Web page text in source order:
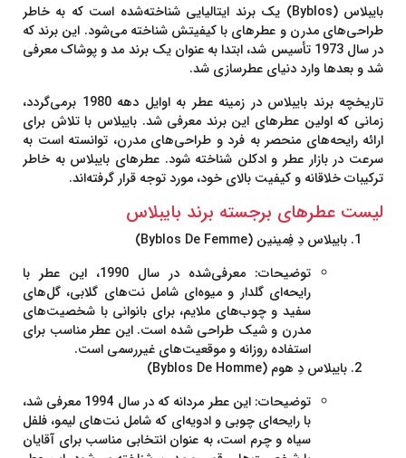
بایبلاس
(Byblos) یک برند ایتالیایی شناخته‌شده است که به خاطر
طراحی‌های مدرن و عطرهای با کیفیتش شناخته می‌شود. این برند که
در سال 1973 تأسیس شد، ابتدا به عنوان یک برند مد و پوشاک معرفی
شد و بعدها وارد دنیای عطرسازی شد.
تاریخچه برند بایبلاس
در زمینه عطر به اوایل دهه 1980 برمی‌گردد،
زمانی که اولین عطرهای این برند معرفی شد. بایبلاس با تلاش برای
ارائه رایحه‌های منحصر به فرد و طراحی‌های مدرن، توانسته است به
سرعت در بازار عطر و ادکلن شناخته شود. عطرهای بایبلاس به خاطر
ترکیبات خلاقانه و کیفیت بالای خود، مورد توجه قرار گرفته‌اند.
لیست عطرهای برجسته برند بایبلاس
بایبلاس دِ فِمینین (Byblos De Femme)
توضیحات
: معرفی‌شده در سال 1990، این عطر با
رایحه‌ای گلدار و میوه‌ای شامل نت‌های گلابی، گل‌های
سفید و چوب‌های ملایم، برای بانوانی با شخصیت‌های
مدرن و شیک طراحی شده است. این عطر مناسب برای
استفاده روزانه و موقعیت‌های غیررسمی است.
بایبلاس دِ هوم (Byblos De Homme)
توضیحات
: این عطر مردانه که در سال 1994 معرفی شد،
با رایحه‌ای چوبی و ادویه‌ای که شامل نت‌های لیمو، فلفل
سیاه و چرم است، به عنوان انتخابی مناسب برای آقایان